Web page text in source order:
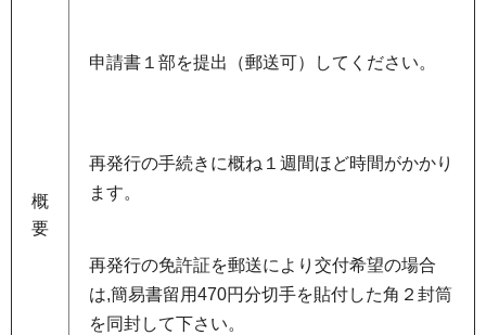
概
要
申請書１部を提出（郵送可）してください。
再発行の手続きに概ね１週間ほど時間がかかり
ます。
再発行の免許証を郵送により交付希望の場合
は,簡易書留用470円分切手を貼付した角２封筒
を同封して下さい。